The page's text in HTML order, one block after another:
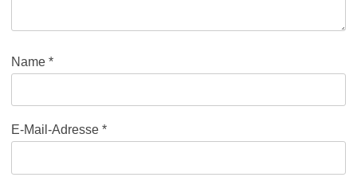
Name *
E-Mail-Adresse *